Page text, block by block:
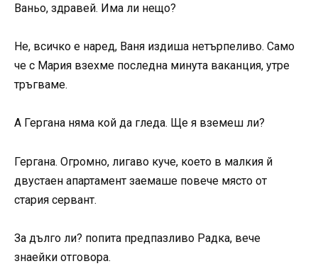
Ваньо, здравей. Има ли нещо?
Не, всичко е наред, Ваня издиша нетърпеливо. Само
че с Мария взехме последна минута ваканция, утре
тръгваме.
А Гергана няма кой да гледа. Ще я вземеш ли?
Гергана. Огромно, лигаво куче, което в малкия й
двустаен апартамент заемаше повече място от
стария сервант.
За дълго ли? попита предпазливо Радка, вече
знаейки отговора.